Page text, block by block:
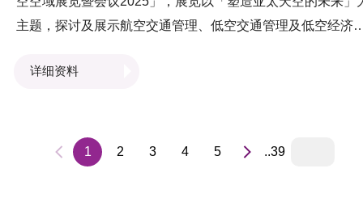
主题，探讨及展示航空交通管理、低空交通管理及低空经济
空经济（起降操作）之基于视频分析的AI辅助超宽频定位与
详细资料
1 2 3 4 5 ..39